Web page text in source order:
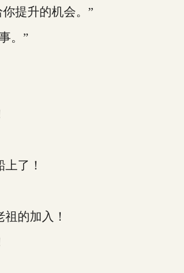
提升的机会。”
。”
了！
的加入！